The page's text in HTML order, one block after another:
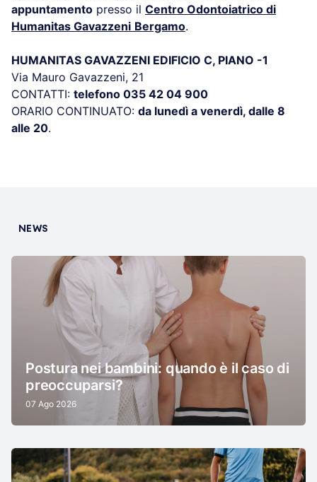
appuntamento presso il Centro Odontoiatrico di
Humanitas Gavazzeni Bergamo.
HUMANITAS GAVAZZENI EDIFICIO C, PIANO -1
Via Mauro Gavazzeni, 21
CONTATTI: telefono 035 42 04 900
ORARIO CONTINUATO: da lunedì a venerdì, dalle 8
alle 20.
NEWS
Postura nei bambini: quando è il caso di
preoccuparsi?
07 Ago 2026